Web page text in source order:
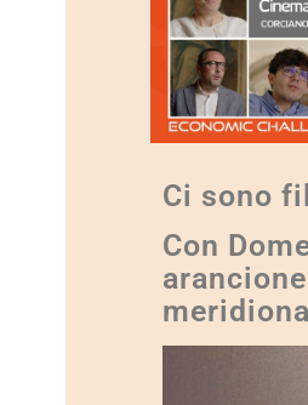
Ci sono
Con